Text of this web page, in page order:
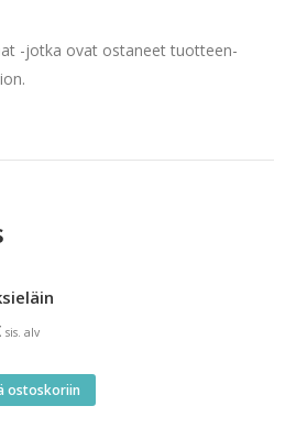
-jotka ovat ostaneet tuotteen-
sis. alv
ostoskoriin